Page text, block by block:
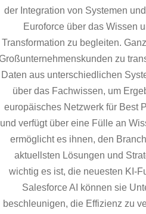
der Integration von Systemen
Euroforce über das Wissen
Transformation zu begleiten.
Großunternehmenskunden zu
Daten aus unterschiedlichen
über das Fachwissen, um
europäisches Netzwerk für Best
und verfügt über eine Fülle an
ermöglicht es ihnen, den
aktuellsten Lösungen und
wichtig es ist, die neuesten KI-
Salesforce AI können sie
beschleunigen, die Effizienz zu